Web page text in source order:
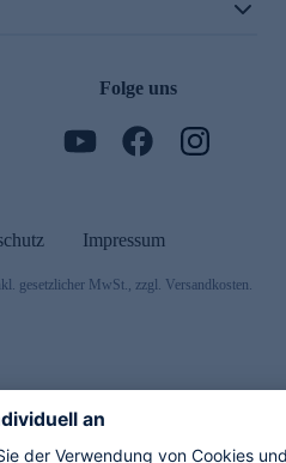
Folge uns
Impressum
gesetzlicher MwSt., zzgl. Versandkosten.